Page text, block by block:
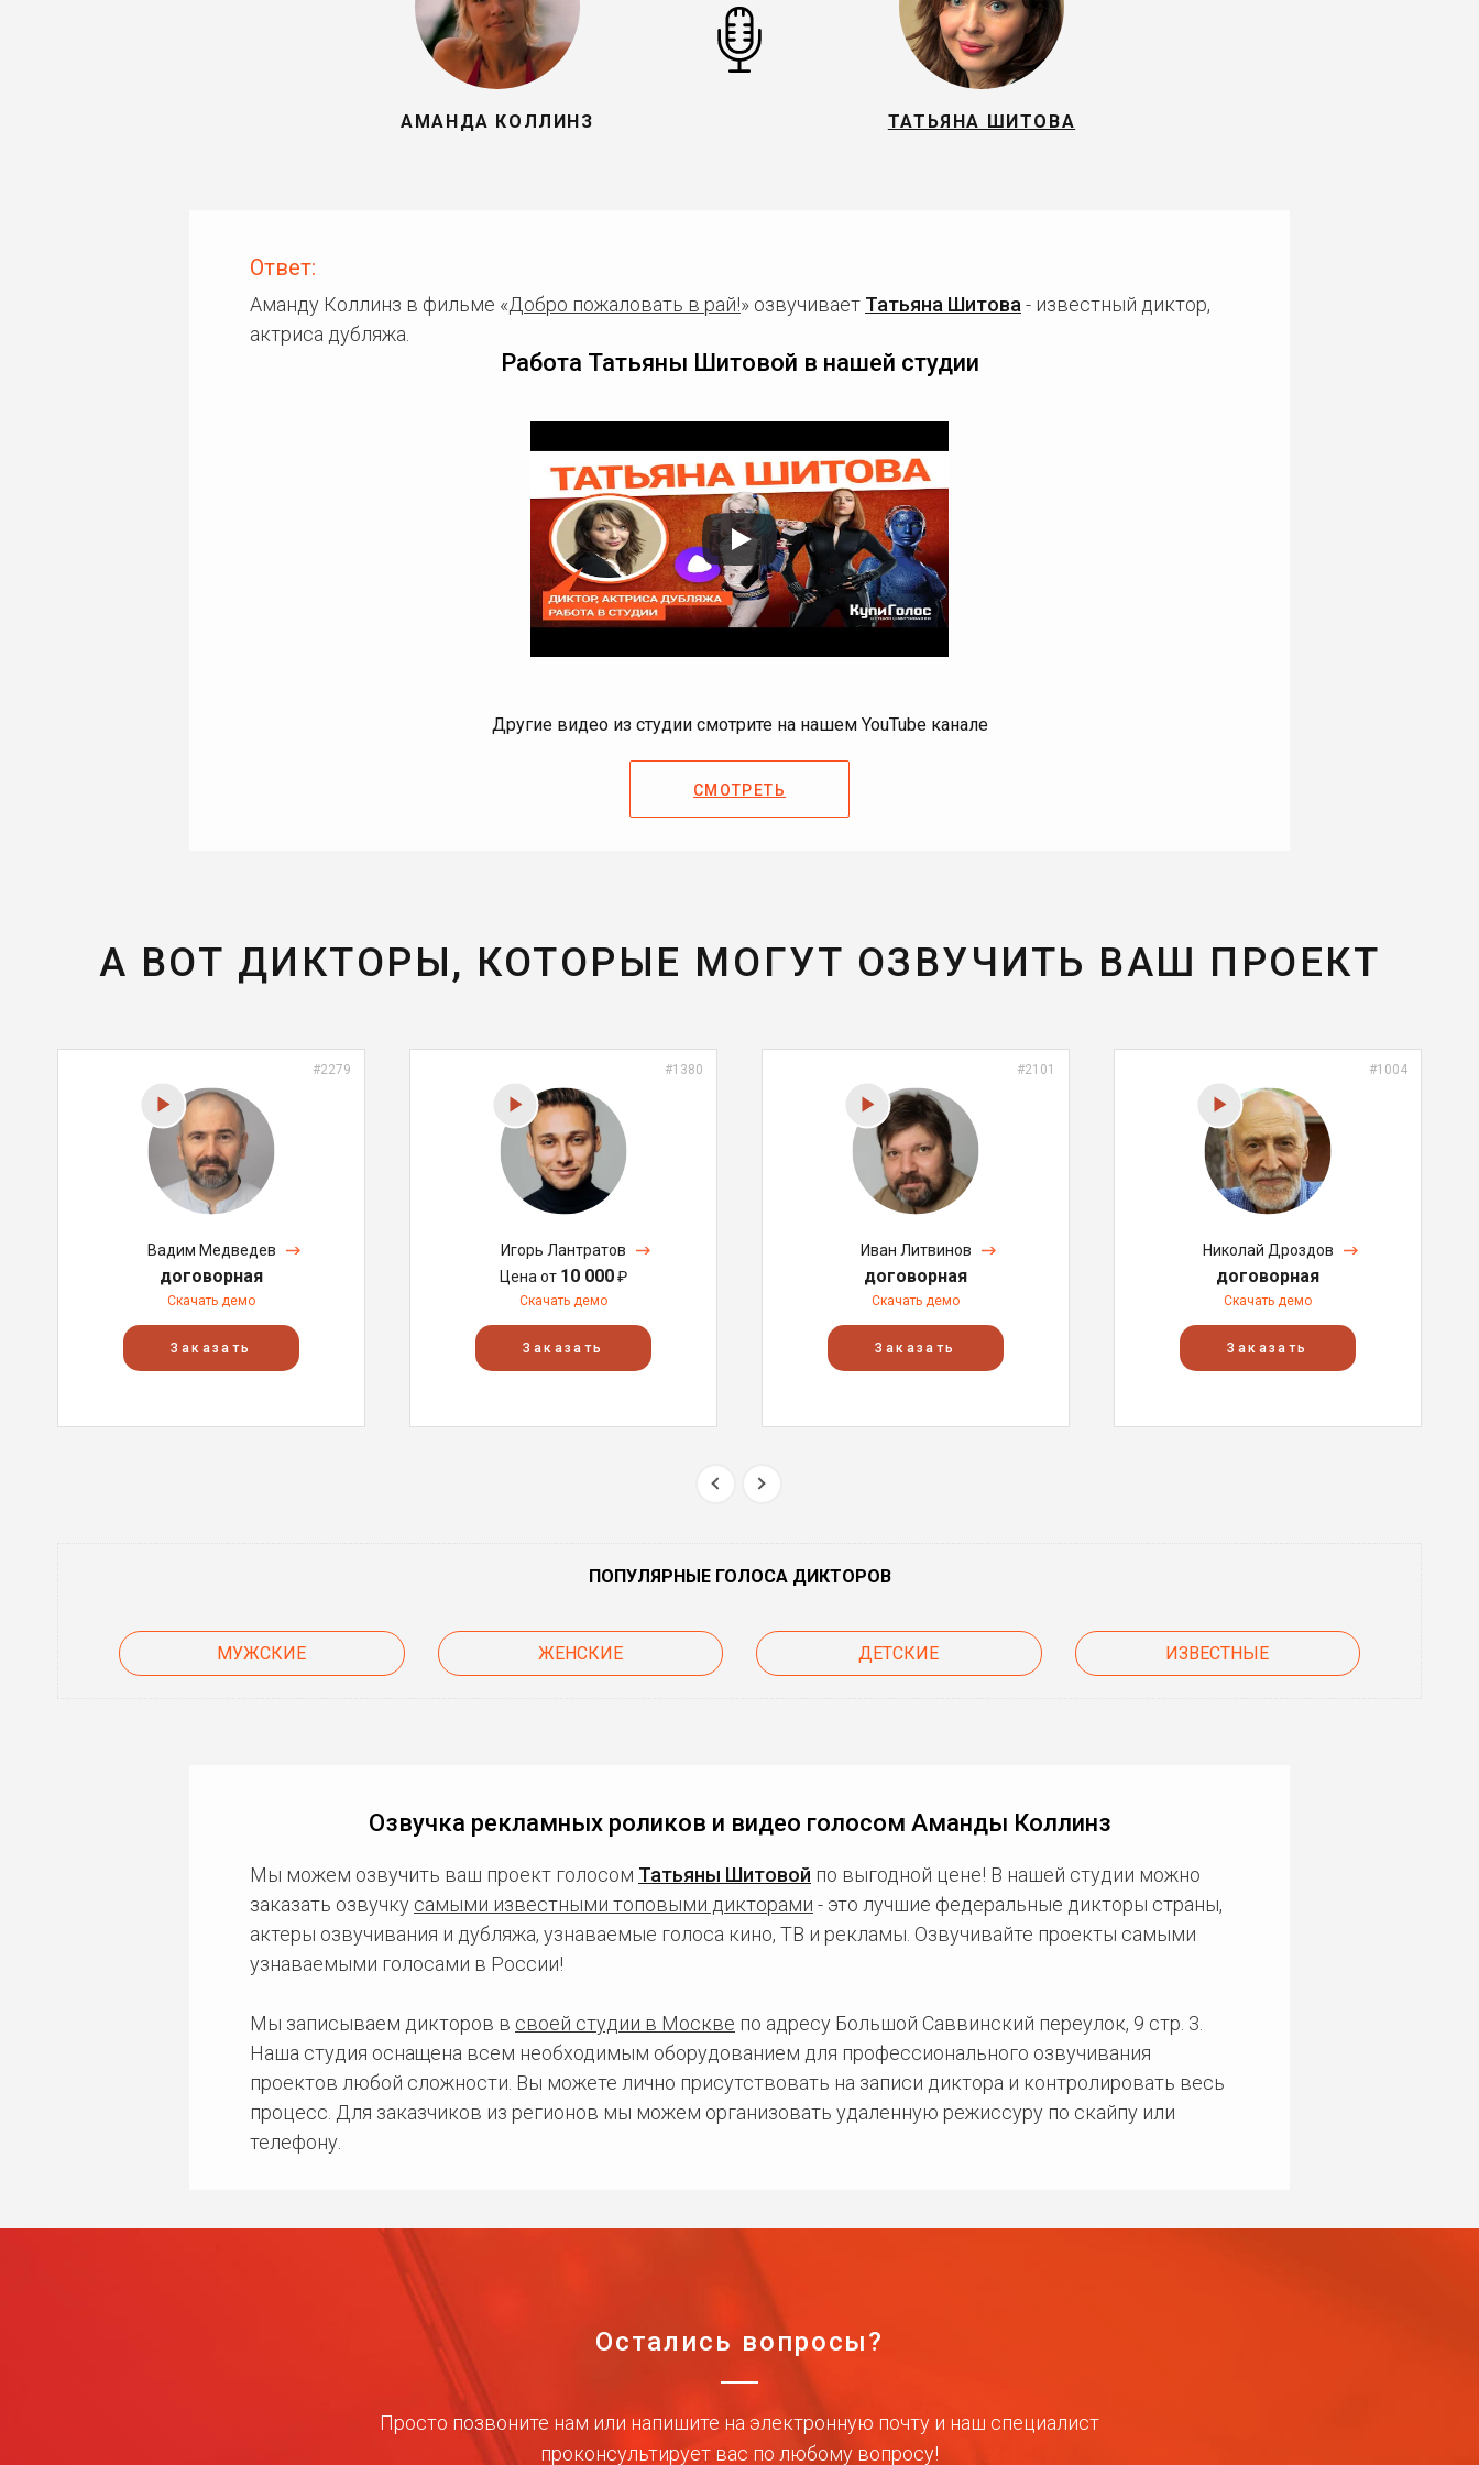
АМАНДА КОЛЛИНЗ ТАТЬЯНА ШИТОВА
Ответ:
Аманду Коллинз в фильме «Добро пожаловать в рай!» озвучивает Татьяна Шитова - известный диктор,
актриса дубляжа.
Работа Татьяны Шитовой в нашей студии
Другие видео из студии смотрите на нашем YouTube канале
СМОТРЕТЬ
А ВОТ ДИКТОРЫ, КОТОРЫЕ МОГУТ ОЗВУЧИТЬ ВАШ ПРОЕКТ
#2279
Вадим Медведев
договорная
Скачать демо
Заказать
#1380
Игорь Лантратов
Цена от 10 000₽
Скачать демо
Заказать
#2101
Иван Литвинов
договорная
Скачать демо
Заказать
#1004
Николай Дроздов
договорная
Скачать демо
Заказать
ПОПУЛЯРНЫЕ ГОЛОСА ДИКТОРОВ
МУЖСКИЕ ЖЕНСКИЕ ДЕТСКИЕ ИЗВЕСТНЫЕ
Озвучка рекламных роликов и видео голосом Аманды Коллинз
Мы можем озвучить ваш проект голосом Татьяны Шитовой по выгодной цене! В нашей студии можно
заказать озвучку самыми известными топовыми дикторами - это лучшие федеральные дикторы страны,
актеры озвучивания и дубляжа, узнаваемые голоса кино, ТВ и рекламы. Озвучивайте проекты самыми
узнаваемыми голосами в России!
Мы записываем дикторов в своей студии в Москве по адресу Большой Саввинский переулок, 9 стр. 3.
Наша студия оснащена всем необходимым оборудованием для профессионального озвучивания
проектов любой сложности. Вы можете лично присутствовать на записи диктора и контролировать весь
процесс. Для заказчиков из регионов мы можем организовать удаленную режиссуру по скайпу или
телефону.
Остались вопросы?
Просто позвоните нам или напишите на электронную почту и наш специалист
проконсультирует вас по любому вопросу!